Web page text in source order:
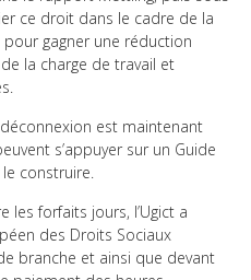
ce droit dans le cadre de la
gagner une réduction
la charge de travail et
est maintenant
s’appuyer sur un Guide
construire.
les forfaits jours, l’Ugict a
des Droits Sociaux
branche et ainsi que devant